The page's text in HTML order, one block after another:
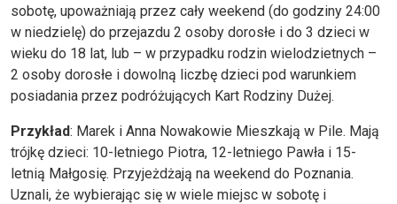
sobotę, upoważniają przez cały weekend (do godziny 24:00
w niedzielę) do przejazdu 2 osoby dorosłe i do 3 dzieci w
wieku do 18 lat, lub – w przypadku rodzin wielodzietnych –
2 osoby dorosłe i dowolną liczbę dzieci pod warunkiem
posiadania przez podróżujących Kart Rodziny Dużej.
Przykład: Marek i Anna Nowakowie Mieszkają w Pile. Mają
trójkę dzieci: 10-letniego Piotra, 12-letniego Pawła i 15-
letnią Małgosię. Przyjeżdżają na weekend do Poznania.
Uznali, że wybierając się w wiele miejsc w sobotę i